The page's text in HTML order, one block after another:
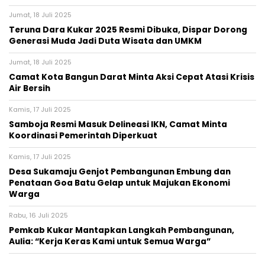
Jumat, 18 Juli 2025
Teruna Dara Kukar 2025 Resmi Dibuka, Dispar Dorong
Generasi Muda Jadi Duta Wisata dan UMKM
Jumat, 18 Juli 2025
Camat Kota Bangun Darat Minta Aksi Cepat Atasi Krisis
Air Bersih
Kamis, 17 Juli 2025
Samboja Resmi Masuk Delineasi IKN, Camat Minta
Koordinasi Pemerintah Diperkuat
Kamis, 17 Juli 2025
Desa Sukamaju Genjot Pembangunan Embung dan
Penataan Goa Batu Gelap untuk Majukan Ekonomi
Warga
Rabu, 16 Juli 2025
Pemkab Kukar Mantapkan Langkah Pembangunan,
Aulia: “Kerja Keras Kami untuk Semua Warga”